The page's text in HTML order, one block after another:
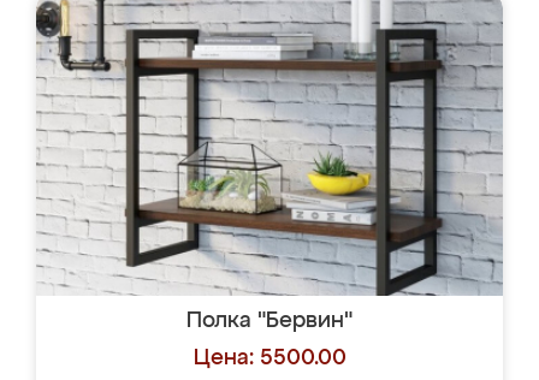
Полка "Бервин"
Цена: 5500.00